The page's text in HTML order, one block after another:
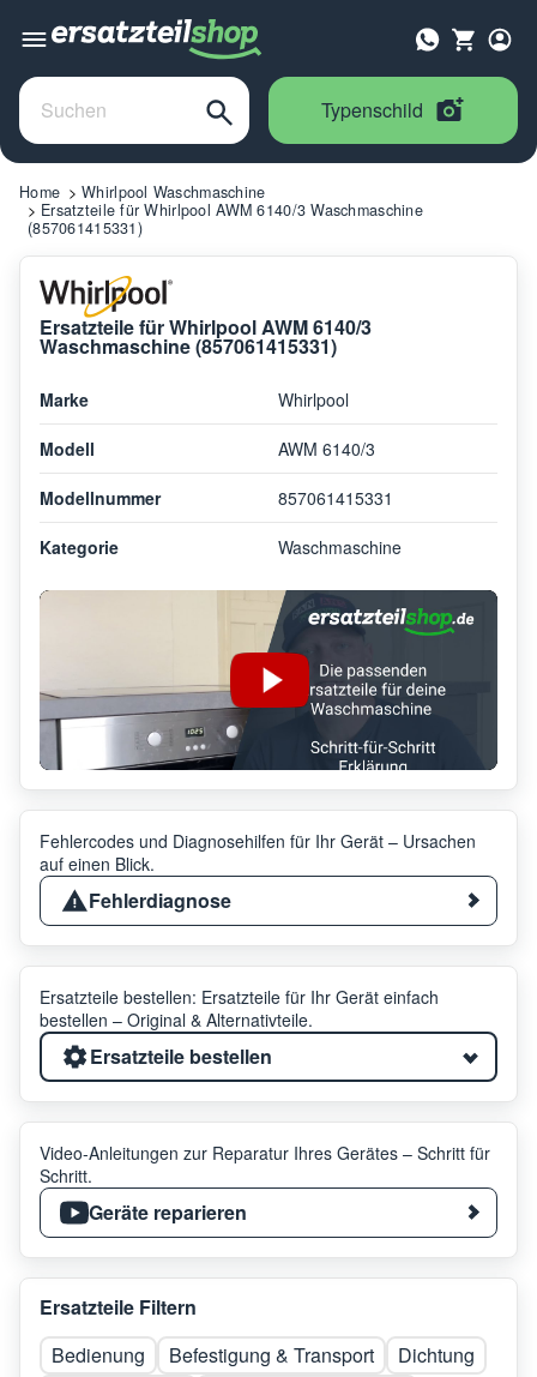
Typenschild
Home
Whirlpool Waschmaschine
Ersatzteile für Whirlpool AWM 6140/3 Waschmaschine
(857061415331)
Ersatzteile für Whirlpool AWM 6140/3
Waschmaschine (857061415331)
Marke Whirlpool
Modell AWM 6140/3
Modellnummer 857061415331
Kategorie Waschmaschine
Fehlercodes und Diagnosehilfen für Ihr Gerät – Ursachen
auf einen Blick.
Fehlerdiagnose
Ersatzteile bestellen: Ersatzteile für Ihr Gerät einfach
bestellen – Original & Alternativteile.
Ersatzteile bestellen
Video-Anleitungen zur Reparatur Ihres Gerätes – Schritt für
Schritt.
Geräte reparieren
Ersatzteile Filtern
Bedienung
Befestigung & Transport
Dichtung